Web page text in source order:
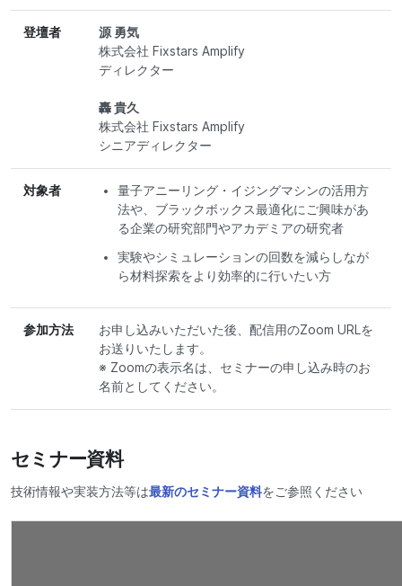
登壇者
源 勇気
株式会社 Fixstars Amplify
ディレクター
轟 貴久
株式会社 Fixstars Amplify
シニアディレクター
対象者
量子アニーリング・イジングマシンの活用方
法や、ブラックボックス最適化にご興味があ
る企業の研究部門やアカデミアの研究者
実験やシミュレーションの回数を減らしなが
ら材料探索をより効率的に行いたい方
参加方法
お申し込みいただいた後、配信用のZoom URLを
お送りいたします。
※ Zoomの表示名は、セミナーの申し込み時のお
名前としてください。
セミナー資料
技術情報や実装方法等は最新のセミナー資料をご参照ください